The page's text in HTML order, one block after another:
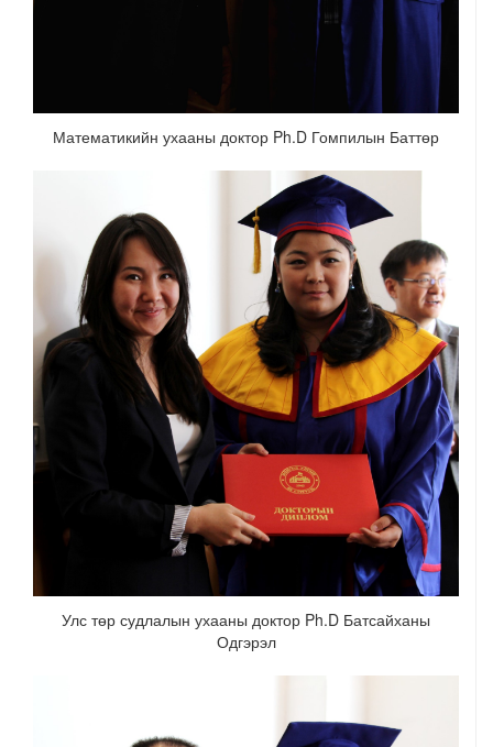
Математикийн ухааны доктор Ph.D Гомпилын Баттөр
Улс төр судлалын ухааны доктор Ph.D Батсайханы
Одгэрэл